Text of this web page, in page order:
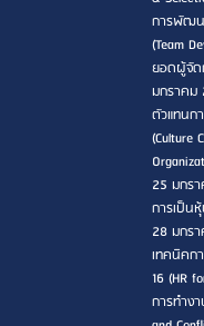
การพัฒน
(Team
ยอดผู้จัด
มกราคม
ตัวแทนก
(Culture
25 มกร
การเป็น
28 มกร
เทคนิคก
16 (HR
การทำง